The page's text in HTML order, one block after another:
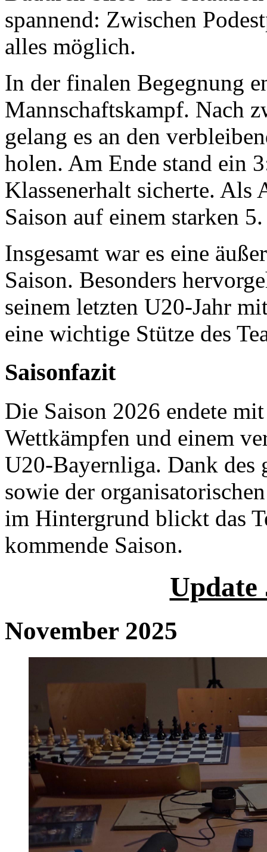
spannend: Zwischen
alles möglich.
In der finalen Begegnung
Mannschaftskampf. Nach
gelang es an den
holen. Am Ende stand ein
Klassenerhalt sicherte. Als
Saison auf einem starken
Insgesamt war es eine
Saison. Besonders
seinem letzten U20-Jahr
eine wichtige Stütze des
Saisonfazit
Die Saison 2026 endete
Wettkämpfen und einem
U20-Bayernliga. Dank des
sowie der
im Hintergrund blickt das
kommende Saison.
Update
November 2025